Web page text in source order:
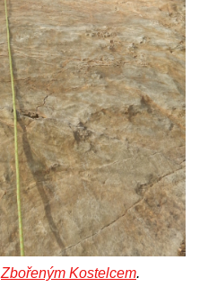
Zbořeným Kostelcem.